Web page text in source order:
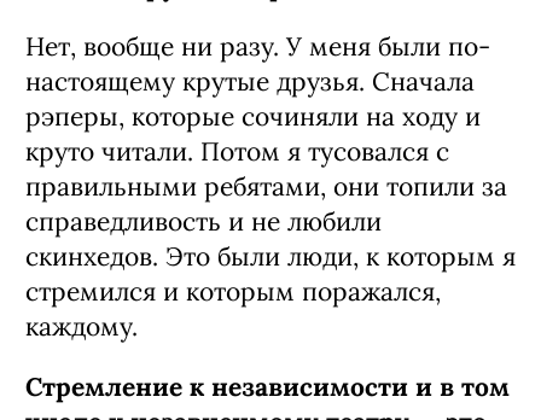
Нет, вообще ни разу. У меня были по-
настоящему крутые друзья. Сначала
рэперы, которые сочиняли на ходу и
круто читали. Потом я тусовался с
правильными ребятами, они топили за
справедливость и не любили
скинхедов. Это были люди, к которым я
стремился и которым поражался,
каждому.
Стремление к независимости и в том